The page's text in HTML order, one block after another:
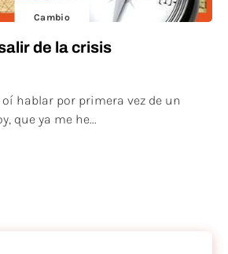
Cambio
de la crisis
oí hablar por primera vez de un
que ya me he...